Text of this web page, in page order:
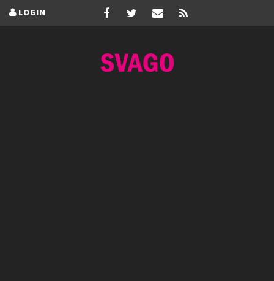
LOGIN